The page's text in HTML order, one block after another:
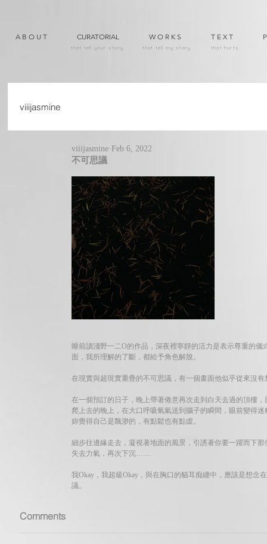
A B O U T CURATORIAL W O R K S T E X T
that tell your story that tell my story that hurts
viiijasmine
不可思議
viiijasmine Feb 6, 2022
睡前讀淺野一二O的作品，深夜裡寧靜的活力是表示尊重的
面，我所理解的了斷，都給予角色解脫。
在現實與超現實重疊的不可思議，有一個畫面他似乎從來沒
在一個預訂的日子，晚上帶著倦意再次走到白天去過的頂樓
爬上去的晚上，在大口呼吸氧氣送到腦子的瞬間，眼前變得
妳覺得自己是飄渺的，有點鬆也有點虛。
細步往邊緣走去，凝視著地面的風景，引誘著你要一躍而下
失去力氣，再次下沉……
我Okay，我超級Okay，與在胸口的貓耳痴纏中，應該是想
議。
Comments